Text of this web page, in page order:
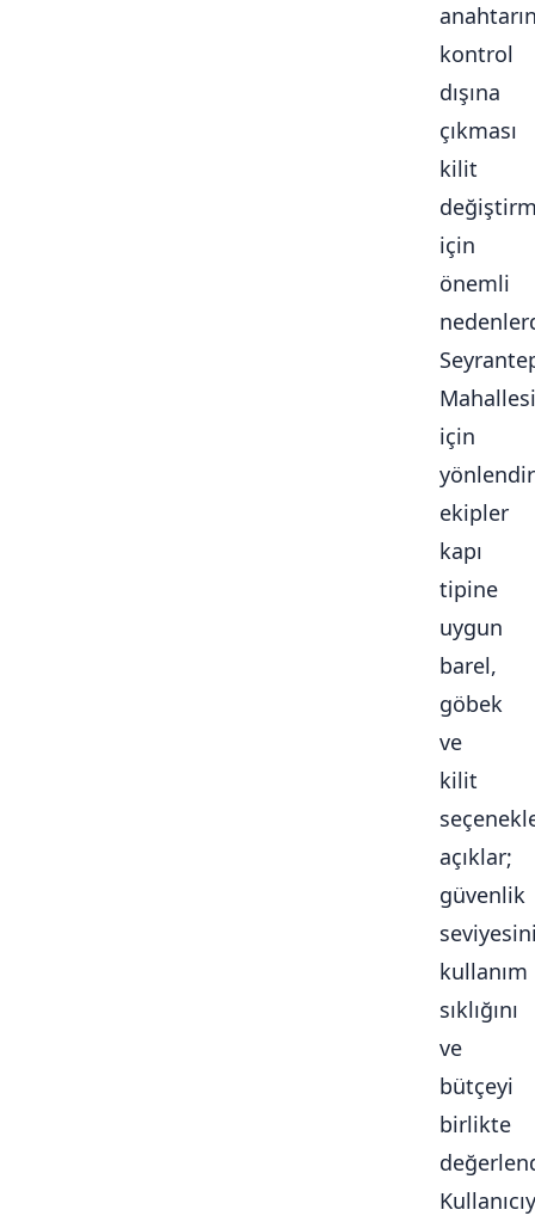
kontrol
dışına
çıkması
kilit
için
önemli
Mahallesi
için
ekipler
kapı
tipine
uygun
barel,
göbek
ve
kilit
açıklar;
güvenlik
kullanım
sıklığını
ve
bütçeyi
birlikte